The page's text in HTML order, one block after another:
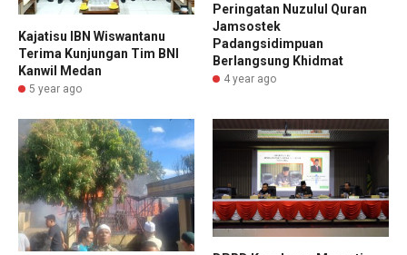
Kajatisu IBN Wiswantanu
Terima Kunjungan Tim BNI
Kanwil Medan
5 year ago
Peringatan Nuzulul Quran
Jamsostek
Padangsidimpuan
Berlangsung Khidmat
4 year ago